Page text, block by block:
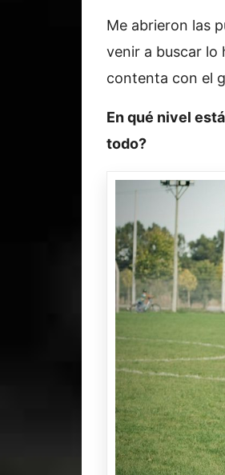
Me abrieron las
venir a buscar lo
contenta con el
En qué nivel
todo?